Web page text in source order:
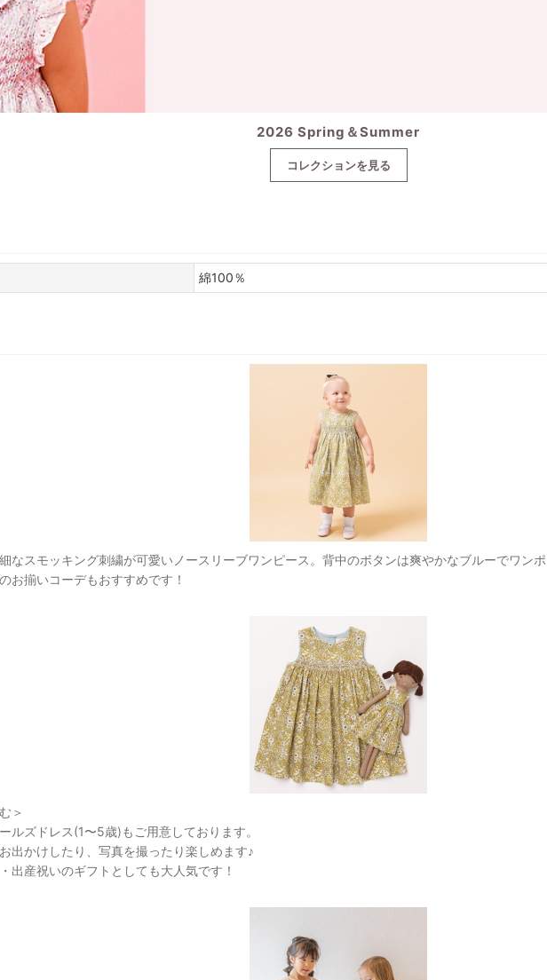
2026 Spring＆Summer
コレクションを見る
綿100％
なスモッキング刺繍が可愛いノースリーブワンピース。背中のボタンは爽やかなブルーでワン
お揃いコーデもおすすめです！
＞
ルズドレス(1〜5歳)もご用意しております。
出かけしたり、写真を撮ったり楽しめます♪
出産祝いのギフトとしても大人気です！